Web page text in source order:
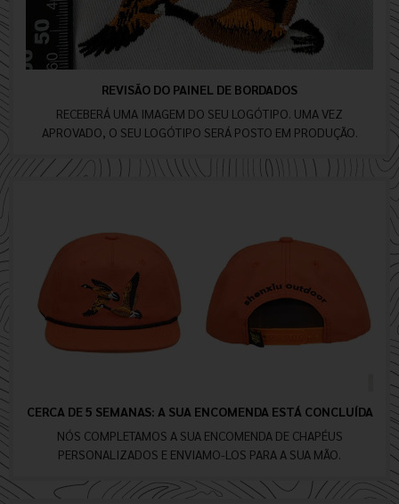
REVISÃO DO PAINEL DE BORDADOS
RECEBERÁ UMA IMAGEM DO SEU LOGÓTIPO. UMA VEZ
APROVADO, O SEU LOGÓTIPO SERÁ POSTO EM PRODUÇÃO.
CERCA DE 5 SEMANAS: A SUA ENCOMENDA ESTÁ CONCLUÍDA
NÓS COMPLETAMOS A SUA ENCOMENDA DE CHAPÉUS
PERSONALIZADOS E ENVIAMO-LOS PARA A SUA MÃO.